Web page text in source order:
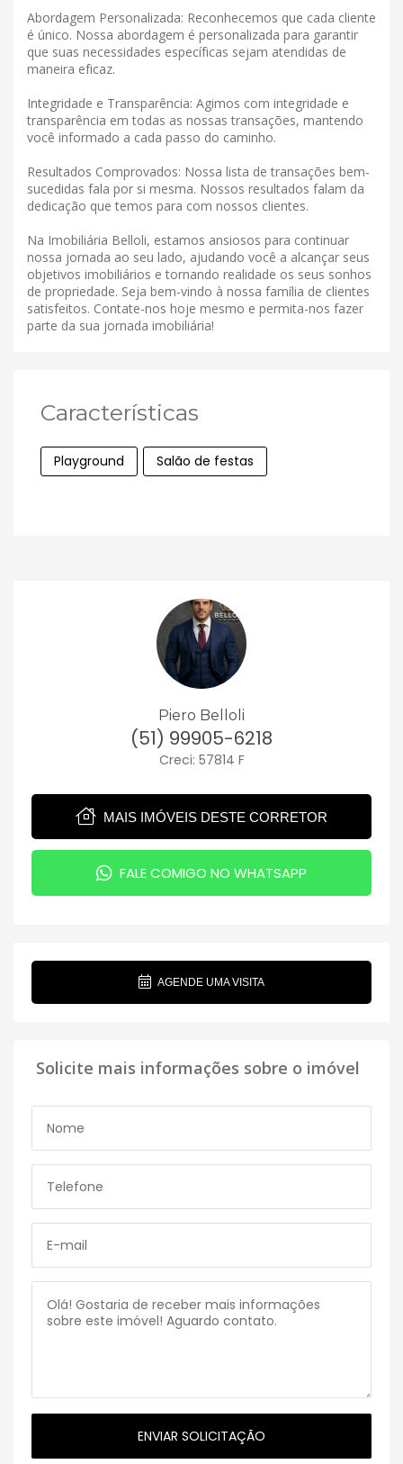
Abordagem Personalizada: Reconhecemos que cada cliente
é único. Nossa abordagem é personalizada para garantir
que suas necessidades específicas sejam atendidas de
maneira eficaz.
Integridade e Transparência: Agimos com integridade e
transparência em todas as nossas transações, mantendo
você informado a cada passo do caminho.
Resultados Comprovados: Nossa lista de transações bem-
sucedidas fala por si mesma. Nossos resultados falam da
dedicação que temos para com nossos clientes.
Na Imobiliária Belloli, estamos ansiosos para continuar
nossa jornada ao seu lado, ajudando você a alcançar seus
objetivos imobiliários e tornando realidade os seus sonhos
de propriedade. Seja bem-vindo à nossa família de clientes
satisfeitos. Contate-nos hoje mesmo e permita-nos fazer
parte da sua jornada imobiliária!
Características
Playground Salão de festas
Piero Belloli
(51) 99905-6218
Creci: 57814 F
MAIS IMÓVEIS DESTE CORRETOR
FALE COMIGO NO WHATSAPP
AGENDE UMA VISITA
Solicite mais informações sobre o imóvel